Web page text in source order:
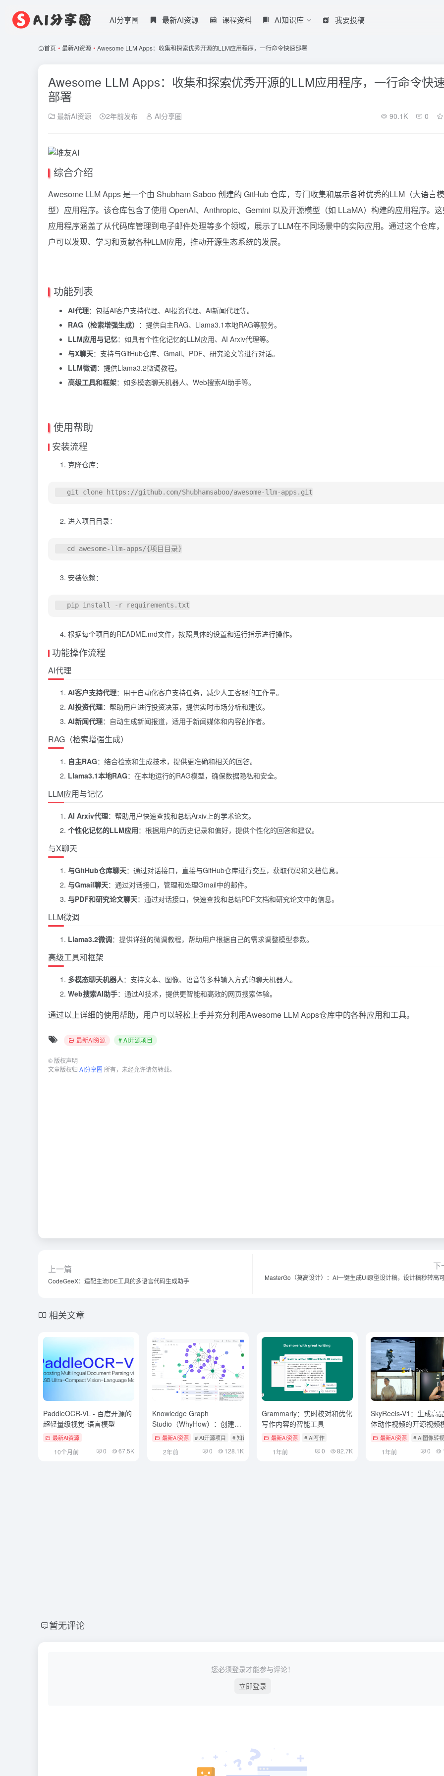
AI分享圈 最新AI资源 课程资料 AI知识库 我要投稿
首页 • 最新AI资源 • Awesome LLM Apps：收集和探索优秀开源的LLM应用程序，一行命令快速部署
Awesome LLM Apps：收集和探索优秀开源的LLM应用程序，一行命令快
部署
最新AI资源 2年前发布 AI分享圈 90.1K 0
综合介绍
Awesome LLM Apps 是一个由 Shubham Saboo 创建的 GitHub 仓库，专门收集和展示各种优秀的LLM（大语言模
型）应用程序。该仓库包含了使用 OpenAI、Anthropic、Gemini 以及开源模型（如 LLaMA）构建的应用程序。
应用程序涵盖了从代码库管理到电子邮件处理等多个领域，展示了LLM在不同场景中的实际应用。通过这个仓库
户可以发现、学习和贡献各种LLM应用，推动开源生态系统的发展。
功能列表
AI代理：包括AI客户支持代理、AI投资代理、AI新闻代理等。
RAG（检索增强生成） ：提供自主RAG、Llama3.1本地RAG等服务。
LLM应用与记忆：如具有个性化记忆的LLM应用、AI Arxiv代理等。
与X聊天：支持与GitHub仓库、Gmail、PDF、研究论文等进行对话。
LLM微调：提供Llama3.2微调教程。
高级工具和框架：如多模态聊天机器人、Web搜索AI助手等。
使用帮助
安装流程
克隆仓库：
进入项目目录：
安装依赖：
根据每个项目的README.md文件，按照具体的设置和运行指示进行操作。
功能操作流程
AI代理
AI客户支持代理：用于自动化客户支持任务，减少人工客服的工作量。
AI投资代理：帮助用户进行投资决策，提供实时市场分析和建议。
AI新闻代理：自动生成新闻报道，适用于新闻媒体和内容创作者。
RAG（检索增强生成）
自主RAG：结合检索和生成技术，提供更准确和相关的回答。
Llama3.1本地RAG：在本地运行的RAG模型，确保数据隐私和安全。
LLM应用与记忆
AI Arxiv代理：帮助用户快速查找和总结Arxiv上的学术论文。
个性化记忆的LLM应用：根据用户的历史记录和偏好，提供个性化的回答和建议。
与X聊天
与GitHub仓库聊天：通过对话接口，直接与GitHub仓库进行交互，获取代码和文档信息。
与Gmail聊天：通过对话接口，管理和处理Gmail中的邮件。
与PDF和研究论文聊天：通过对话接口，快速查找和总结PDF文档和研究论文中的信息。
LLM微调
Llama3.2微调：提供详细的微调教程，帮助用户根据自己的需求调整模型参数。
高级工具和框架
多模态聊天机器人：支持文本、图像、语音等多种输入方式的聊天机器人。
Web搜索AI助手：通过AI技术，提供更智能和高效的网页搜索体验。
通过以上详细的使用帮助，用户可以轻松上手并充分利用Awesome LLM Apps仓库中的各种应用和工具。
最新AI资源 # AI开源项目
© 版权声明
文章版权归 AI分享圈 所有，未经允许请勿转载。
上一篇
CodeGeeX：适配主流IDE工具的多语言代码生成助手
下
MasterGo（莫高设计）：AI一键生成UI原型设计稿，设计稿秒转高
相关文章
PaddleOCR-VL - 百度开源的
超轻量级视觉-语言模型
最新AI资源
10个月前 0 67.5K
Knowledge Graph
Studio（WhyHow）：创建和
管理知识图谱的开源平台，
最新AI资源 # AI开源项目 # 知识图谱
2年前 0 128.1K
Grammarly：实时校对和优化
写作内容的智能工具
最新AI资源 # AI写作
1年前 0 82.7K
SkyReels-V1：生成高
体动作视频的开源视频
最新AI资源 # AI图像转
1年前 0
暂无评论
您必须登录才能参与评论！
立即登录